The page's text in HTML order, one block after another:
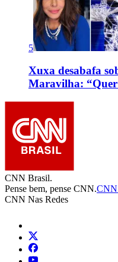
5
Xuxa desabafa
Maravilha:
CNN Brasil.
Pense bem, pense CNN.
CNN Nas Redes